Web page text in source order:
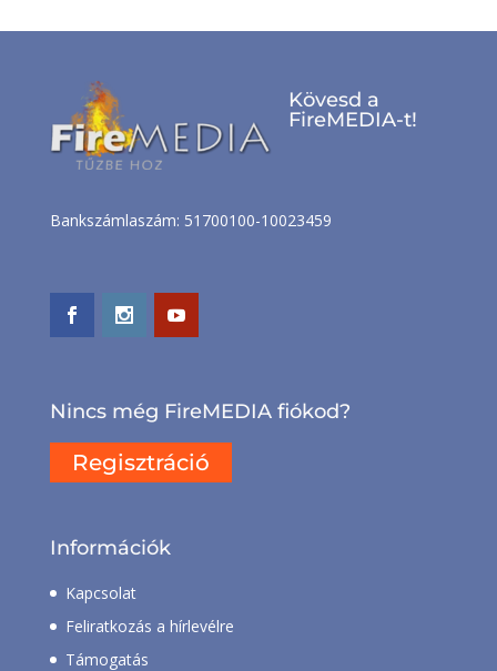
Bankszámlaszám: 51700100-10023459
Kövesd a
FireMEDIA-t!
Nincs még FireMEDIA fiókod?
Regisztráció
Információk
Kapcsolat
Feliratkozás a hírlevélre
Támogatás